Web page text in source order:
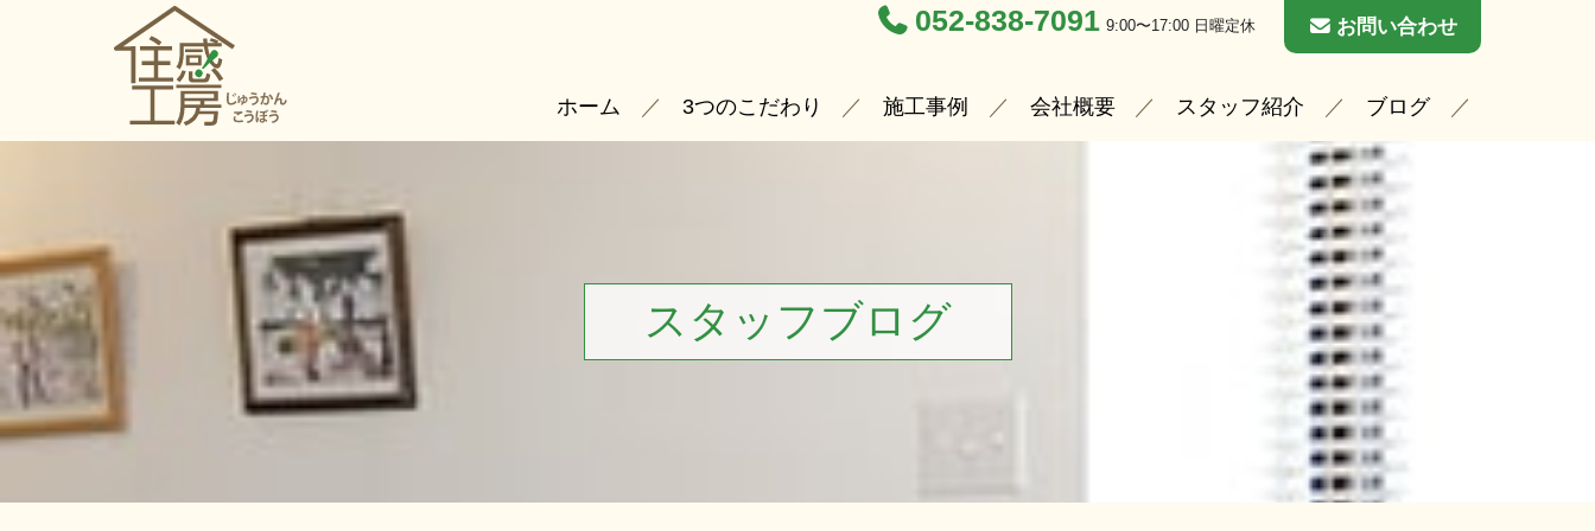
052-838-7091 9:00〜17:00 日曜定休 お問い合わせ
ホーム 3つのこだわり 施工事例 会社概要 スタッフ紹介 ブログ
スタッフブログ